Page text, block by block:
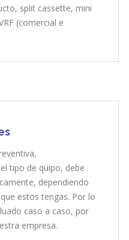
split cassette, mini
(comercial e
tipo de quipo, debe
dependiendo
estos tengas. Por lo
caso a caso, por
empresa.